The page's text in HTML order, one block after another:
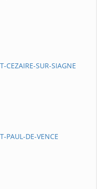
SUR-SIAGNE
DE-VENCE